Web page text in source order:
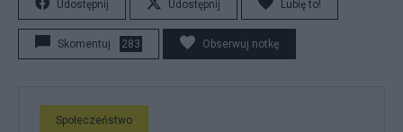
Udostępnij Udostępnij Lubię to!
Skomentuj 283 Obserwuj notkę
Społeczeństwo